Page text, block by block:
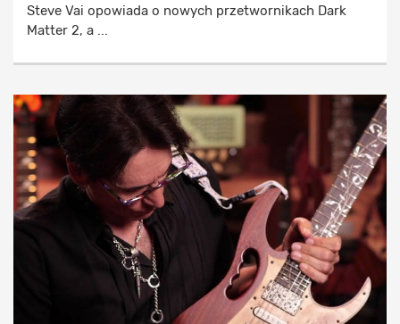
Steve Vai opowiada o nowych przetwornikach Dark
Matter 2, a ...